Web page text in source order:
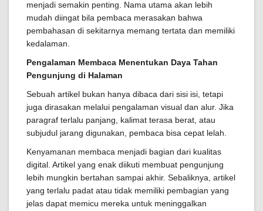
menjadi semakin penting. Nama utama akan lebih
mudah diingat bila pembaca merasakan bahwa
pembahasan di sekitarnya memang tertata dan memiliki
kedalaman.
Pengalaman Membaca Menentukan Daya Tahan
Pengunjung di Halaman
Sebuah artikel bukan hanya dibaca dari sisi isi, tetapi
juga dirasakan melalui pengalaman visual dan alur. Jika
paragraf terlalu panjang, kalimat terasa berat, atau
subjudul jarang digunakan, pembaca bisa cepat lelah.
Kenyamanan membaca menjadi bagian dari kualitas
digital. Artikel yang enak diikuti membuat pengunjung
lebih mungkin bertahan sampai akhir. Sebaliknya, artikel
yang terlalu padat atau tidak memiliki pembagian yang
jelas dapat memicu mereka untuk meninggalkan